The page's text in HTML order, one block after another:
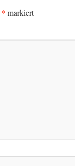
* markiert